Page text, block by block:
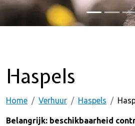
Haspels
Home Verhuur Haspels
Belangrijk: beschikbaarheid